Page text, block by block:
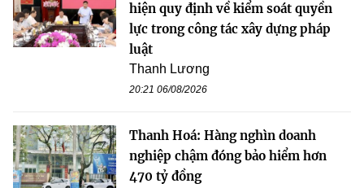
hiện quy định về kiểm soát quyền
lực trong công tác xây dựng pháp
luật
Thanh Lương
20:21 06/08/2026
Thanh Hoá: Hàng nghìn doanh
nghiệp chậm đóng bảo hiểm hơn
470 tỷ đồng